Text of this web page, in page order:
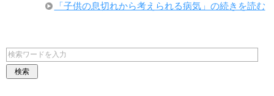
「子供の息切れから考えられる病気」の続きを読む